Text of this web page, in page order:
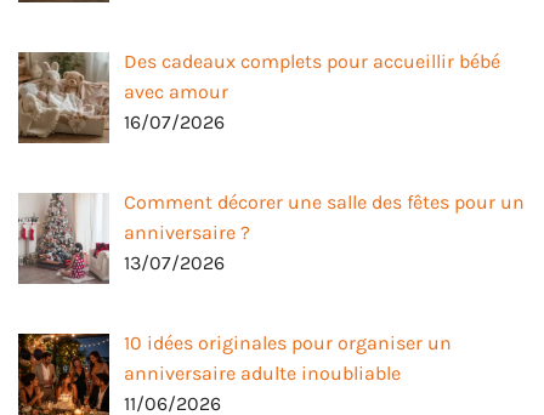
Des cadeaux complets pour accueillir bébé
avec amour
16/07/2026
Comment décorer une salle des fêtes pour un
anniversaire ?
13/07/2026
10 idées originales pour organiser un
anniversaire adulte inoubliable
11/06/2026